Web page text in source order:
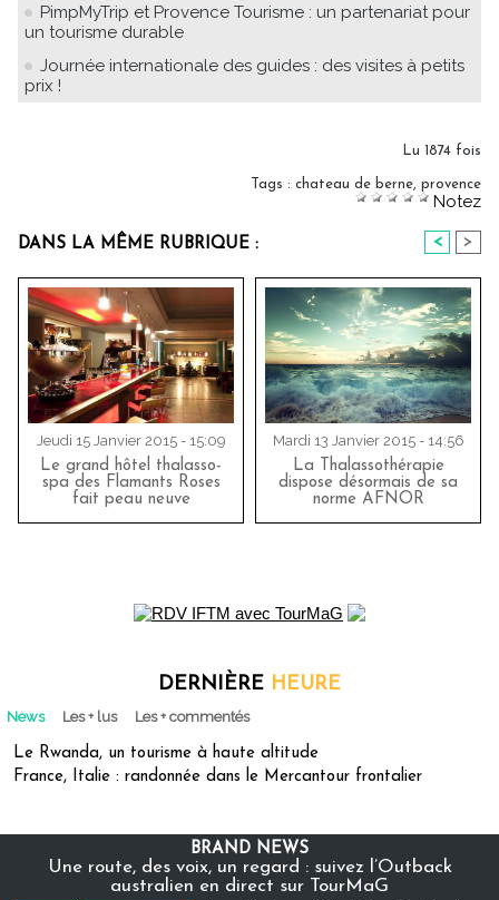
PimpMyTrip et Provence Tourisme : un partenariat pour
un tourisme durable
Journée internationale des guides : des visites à petits
prix !
Lu 1874 fois
Tags : chateau de berne, provence
Notez
DANS LA MÊME RUBRIQUE : < >
Jeudi 15 Janvier 2015 - 15:09
Le grand hôtel thalasso-
spa des Flamants Roses
fait peau neuve
Mardi 13 Janvier 2015 - 14:56
La Thalassothérapie
dispose désormais de sa
norme AFNOR
DERNIÈRE HEURE
News Les + lus Les + commentés
Le Rwanda, un tourisme à haute altitude
France, Italie : randonnée dans le Mercantour frontalier
BRAND NEWS
Une route, des voix, un regard : suivez l’Outback
australien en direct sur TourMaG